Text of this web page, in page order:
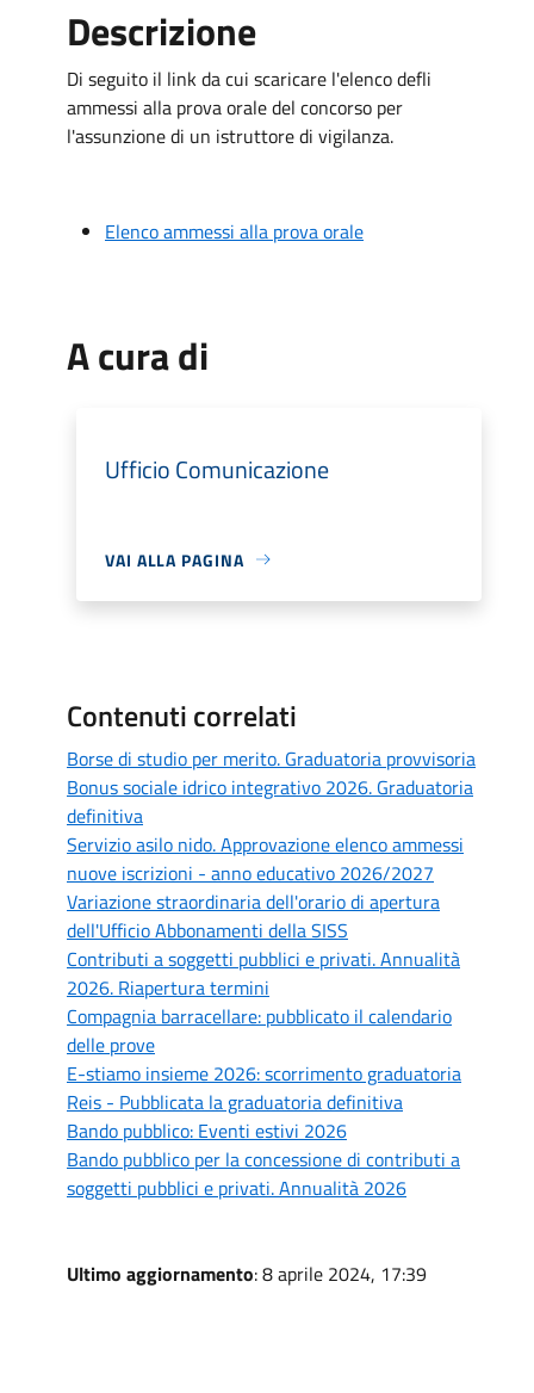
Descrizione
Di seguito il link da cui scaricare l'elenco defli
ammessi alla prova orale del concorso per
l'assunzione di un istruttore di vigilanza.
Elenco ammessi alla prova orale
A cura di
Ufficio Comunicazione
VAI ALLA PAGINA
Contenuti correlati
Borse di studio per merito. Graduatoria provvisoria
Bonus sociale idrico integrativo 2026. Graduatoria
definitiva
Servizio asilo nido. Approvazione elenco ammessi
nuove iscrizioni - anno educativo 2026/2027
Variazione straordinaria dell'orario di apertura
dell'Ufficio Abbonamenti della SISS
Contributi a soggetti pubblici e privati. Annualità
2026. Riapertura termini
Compagnia barracellare: pubblicato il calendario
delle prove
E-stiamo insieme 2026: scorrimento graduatoria
Reis - Pubblicata la graduatoria definitiva
Bando pubblico: Eventi estivi 2026
Bando pubblico per la concessione di contributi a
soggetti pubblici e privati. Annualità 2026
Ultimo aggiornamento: 8 aprile 2024, 17:39